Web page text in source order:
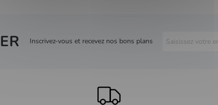
Inscrivez-vous et recevez nos bons plans